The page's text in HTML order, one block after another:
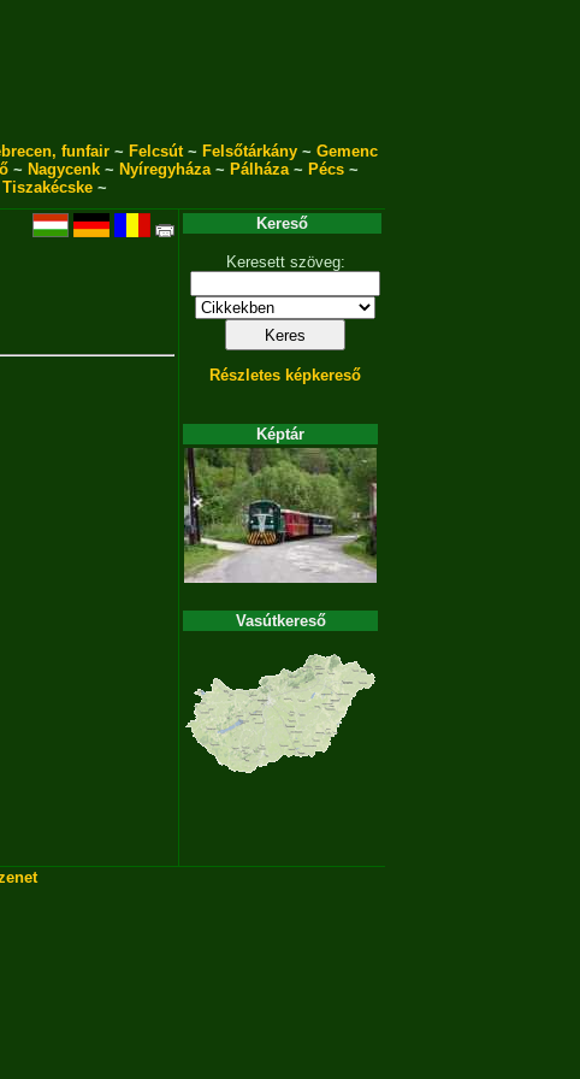
funfair~ Felcsút~ Felsőtárkány~ Gemenc
~ Nagycenk~ Nyíregyháza~ Pálháza~ Pécs~
Tiszakécske ~
Kereső
Keresett szöveg:
Részletes képkereső
Képtár
Vasútkereső